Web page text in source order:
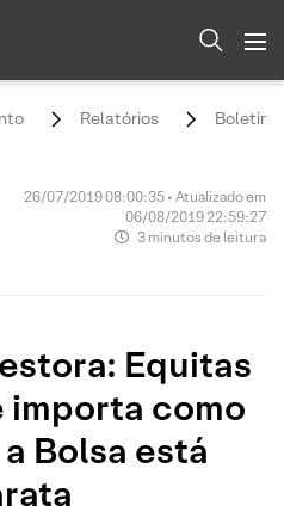
Relatórios Boletim
26/07/2019 08:00:35 • Atualizado em
06/08/2019 22:59:27
3 minutos de leitura
Equitas
como
Bolsa está